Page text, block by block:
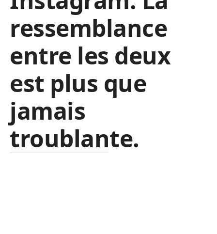
ressemblance
entre les deux
est plus que
jamais
troublante.